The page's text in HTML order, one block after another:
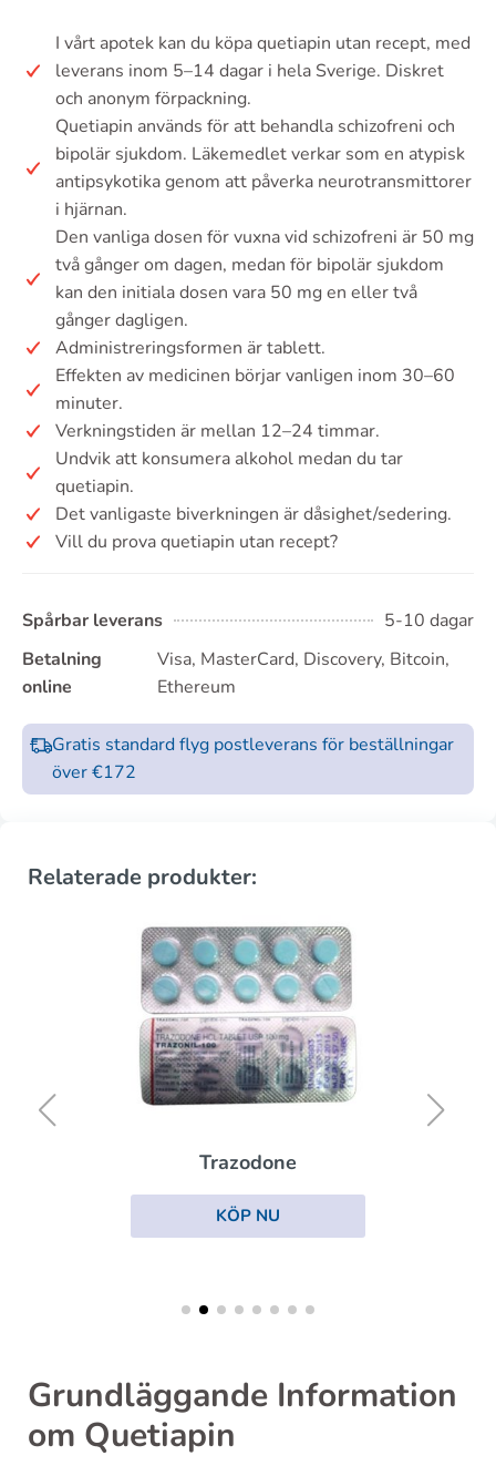
I vårt apotek kan du köpa quetiapin utan recept, med
leverans inom 5–14 dagar i hela Sverige. Diskret
och anonym förpackning.
Quetiapin används för att behandla schizofreni och
bipolär sjukdom. Läkemedlet verkar som en atypisk
antipsykotika genom att påverka neurotransmittorer
i hjärnan.
Den vanliga dosen för vuxna vid schizofreni är 50 mg
två gånger om dagen, medan för bipolär sjukdom
kan den initiala dosen vara 50 mg en eller två
gånger dagligen.
Administreringsformen är tablett.
Effekten av medicinen börjar vanligen inom 30–60
minuter.
Verkningstiden är mellan 12–24 timmar.
Undvik att konsumera alkohol medan du tar
quetiapin.
Det vanligaste biverkningen är dåsighet/sedering.
Vill du prova quetiapin utan recept?
Spårbar leverans
5-10 dagar
Betalning
online
Visa, MasterCard, Discovery, Bitcoin,
Ethereum
Gratis standard flyg postleverans för beställningar
över €172
Relaterade produkter:
Trazodone
KÖP NU
Grundläggande Information
om Quetiapin